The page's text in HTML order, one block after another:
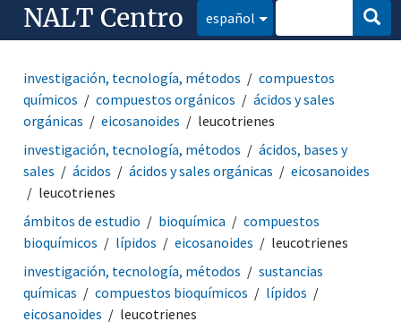
NALT Centro español
investigación, tecnología, métodos
compuestos
químicos
compuestos orgánicos
ácidos y sales
orgánicas
eicosanoides
leucotrienes
investigación, tecnología, métodos
ácidos, bases y
sales
ácidos ácidos y sales orgánicas
eicosanoides
leucotrienes
ámbitos de estudio
bioquímica
compuestos
bioquímicos
lípidos eicosanoides
leucotrienes
investigación, tecnología, métodos
sustancias
químicas
compuestos bioquímicos
lípidos
eicosanoides
leucotrienes